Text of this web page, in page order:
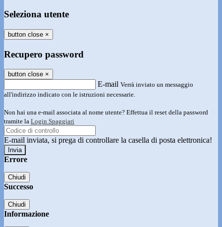
Seleziona utente
button close ×
Recupero password
button close ×
E-mail Verrà inviato un messaggio
all'indirizzo indicato con le istruzioni necessarie.
Non hai una e-mail associata al nome utente? Effettua il reset della password
tramite la Login Spaggiari
E-mail inviata, si prega di controllare la casella di posta elettronica!
Errore
Chiudi
Successo
Chiudi
Informazione